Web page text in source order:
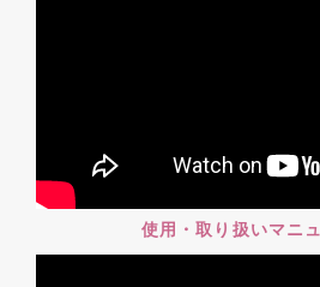
使用・取り扱いマニ